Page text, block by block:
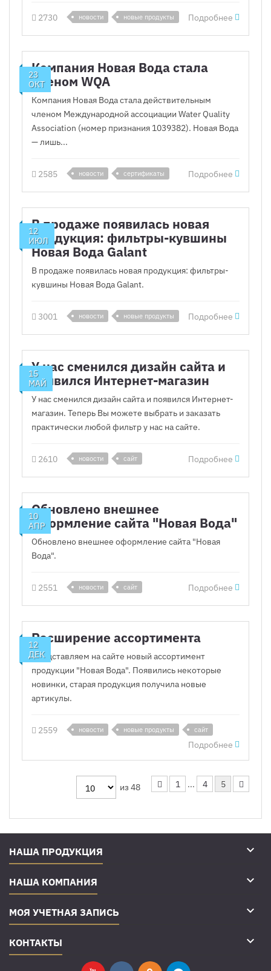
2730 новости новые продукты Подробнее
23
ОКТ
Компания Новая Вода стала
членом WQA
Компания Новая Вода стала действительным
членом Международной ассоциации Water Quality
Association (номер признания 1039382). Новая Вода
— лишь...
2585 новости сертификаты Подробнее
12
ИЮЛ
В продаже появилась новая
продукция: фильтры-кувшины
Новая Вода Galant
В продаже появилась новая продукция: фильтры-
кувшины Новая Вода Galant.
3001 новости новые продукты Подробнее
15
МАЙ
У нас сменился дизайн сайта и
появился Интернет-магазин
У нас сменился дизайн сайта и появился Интернет-
магазин. Теперь Вы можете выбрать и заказать
практически любой фильтр у нас на сайте.
2610 новости сайт Подробнее
10
АПР
Обновлено внешнее
оформление сайта "Новая Вода"
Обновлено внешнее оформление сайта "Новая
Вода".
2551 новости сайт Подробнее
12
ДЕК
Расширение ассортимента
Представляем на сайте новый ассортимент
продукции "Новая Вода". Появились некоторые
новинки, старая продукция получила новые
артикулы.
2559 новости новые продукты сайт
Подробнее
из 48 1 ... 4 5
НАША ПРОДУКЦИЯ 
НАША КОМПАНИЯ 
МОЯ УЧЕТНАЯ ЗАПИСЬ 
КОНТАКТЫ 